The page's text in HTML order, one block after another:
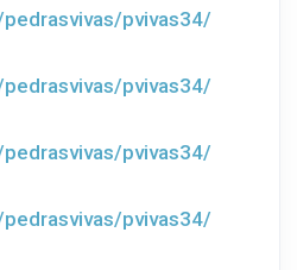
pvivas34/
pvivas34/
pvivas34/
pvivas34/